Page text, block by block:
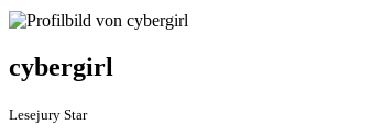
cybergirl
Lesejury Star